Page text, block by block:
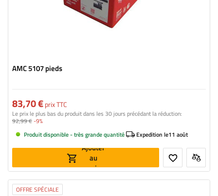
AMC 5107 pieds
83,70 €prix TTC
Le prix le plus bas du produit dans les 30 jours précédant la réduction:
92,99 €-9%
Produit disponible - très grande quantité
Expedition le11 août
Ajouter
au
panier
OFFRE SPÉCIALE